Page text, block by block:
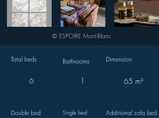
© ESPOIRE Mont-Blanc
Total beds
6
Bathrooms
1
Dimension
65 m²
Double bed Single bed Additional sofa bed